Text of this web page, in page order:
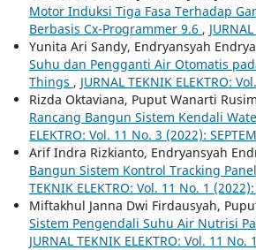
Motor Induksi Tiga Fasa Terhadap
Berbasis Cx-Programmer 9.6 ,
Yunita Ari Sandy, Endryansyah
Suhu dan Pengganti Air Otomatis
Things , JURNAL TEKNIK ELEKTRO:
Rizda Oktaviana, Puput Wanarti
Rancang Bangun Sistem Kendali
ELEKTRO: Vol. 11 No. 3 (2022):
Arif Indra Rizkianto, Endryansyah
Bangun Sistem Kontrol Tracking
TEKNIK ELEKTRO: Vol. 11 No. 1
Miftakhul Janna Dwi Firdausyah,
Sistem Pengendali Suhu Air Nutrisi
JURNAL TEKNIK ELEKTRO: Vol. 11 No.